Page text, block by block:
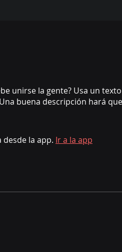
unirse la gente? Usa un
buena descripción hará
la app. Ir a la app